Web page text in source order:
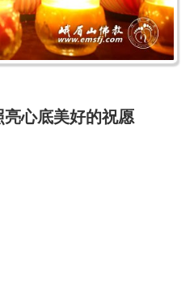
心底美好的祝愿